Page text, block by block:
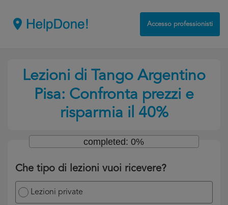
Accesso professionisti
Lezioni di Tango Argentino
Pisa: Confronta prezzi e
risparmia il 40%
Che tipo di lezioni vuoi ricevere?
Lezioni private
completed: 0%